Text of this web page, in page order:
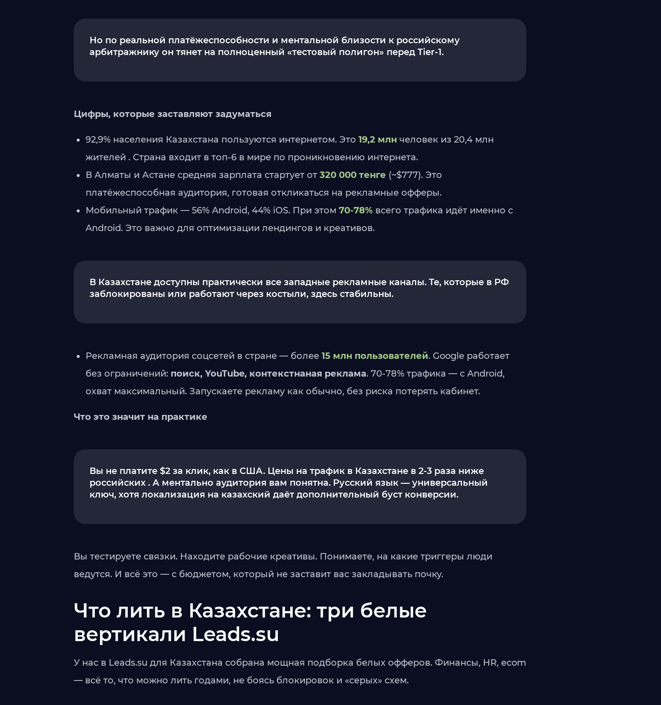
Но по реальной платёжеспособности и ментальной близости к российскому
арбитражнику он тянет на полноценный «тестовый полигон» перед Tier-1.
Цифры, которые заставляют задуматься
92,9% населения Казахстана пользуются интернетом. Это 19,2 млн человек из 20,4 млн
жителей . Страна входит в топ-6 в мире по проникновению интернета.
В Алматы и Астане средняя зарплата стартует от 320 000 тенге (~$777). Это
платёжеспособная аудитория, готовая откликаться на рекламные офферы.
Мобильный трафик — 56% Android, 44% iOS. При этом 70-78% всего трафика идёт именно с
Android. Это важно для оптимизации лендингов и креативов.
В Казахстане доступны практически все западные рекламные каналы. Те, которые в РФ
заблокированы или работают через костыли, здесь стабильны.
Рекламная аудитория соцсетей в стране — более 15 млн пользователей. Google работает
без ограничений: поиск, YouTube, контекстнаная реклама. 70-78% трафика — с Android,
охват максимальный. Запускаете рекламу как обычно, без риска потерять кабинет.
Что это значит на практике
Вы не платите $2 за клик, как в США. Цены на трафик в Казахстане в 2-3 раза ниже
российских . А ментально аудитория вам понятна. Русский язык — универсальный
ключ, хотя локализация на казахский даёт дополнительный буст конверсии.
Вы тестируете связки. Находите рабочие креативы. Понимаете, на какие триггеры люди
ведутся. И всё это — с бюджетом, который не заставит вас закладывать почку.
Что лить в Казахстане: три белые
вертикали Leads.su
У нас в Leads.su для Казахстана собрана мощная подборка белых офферов. Финансы, HR, ecom
— всё то, что можно лить годами, не боясь блокировок и «серых» схем.